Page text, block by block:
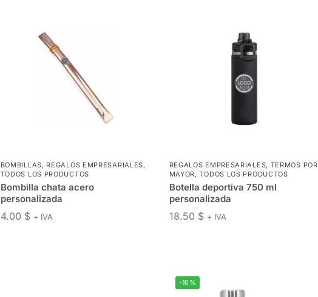
BOMBILLAS REGALOS EMPRESARIALES
TODOS LOS PRODUCTOS
Bombilla chata acero
personalizada
4.00 $ + IVA
REGALOS EMPRESARIALES TERMOS POR
MAYOR ,TODOS LOS PRODUCTOS
Botella deportiva 750 ml
personalizada
18.50 $ + IVA
-16%